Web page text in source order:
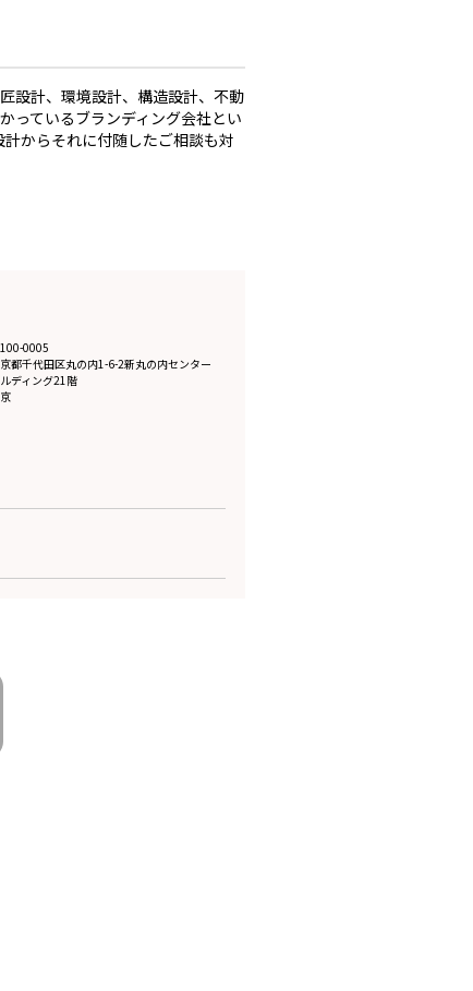
設計、環境設計、構造設計、不動
っているブランディング会社とい
からそれに付随したご相談も対
0005
都千代田区丸の内1-6-2新丸の内センター
ディング21階